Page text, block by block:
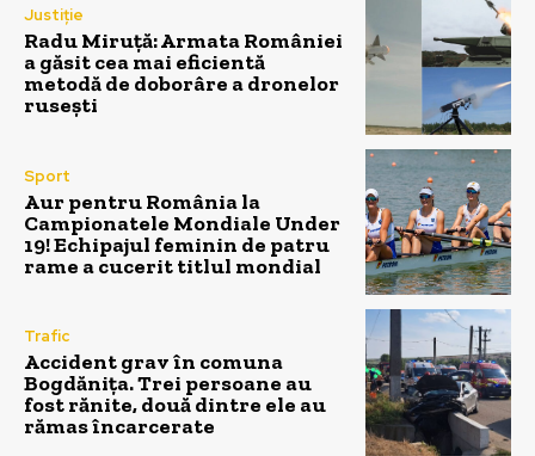
Justiție
Radu Miruță: Armata României
a găsit cea mai eficientă
metodă de doborâre a dronelor
rusești
Sport
Aur pentru România la
Campionatele Mondiale Under
19! Echipajul feminin de patru
rame a cucerit titlul mondial
Trafic
Accident grav în comuna
Bogdănița. Trei persoane au
fost rănite, două dintre ele au
rămas încarcerate